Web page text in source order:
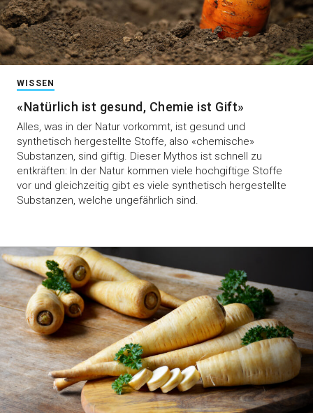
WISSEN
«Natürlich ist gesund, Chemie ist Gift»
Alles, was in der Natur vorkommt, ist gesund und
synthetisch hergestellte Stoffe, also «chemische»
Substanzen, sind giftig. Dieser Mythos ist schnell zu
entkräften: In der Natur kommen viele hochgiftige Stoffe
vor und gleichzeitig gibt es viele synthetisch hergestellte
Substanzen, welche ungefährlich sind.